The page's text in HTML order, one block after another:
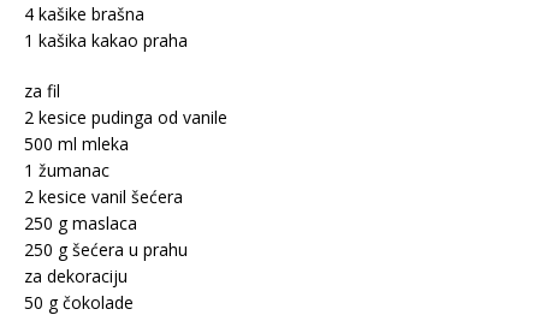
4 kašike brašna
1 kašika kakao praha
za fil
2 kesice pudinga od vanile
500 ml mleka
1 žumanac
2 kesice vanil šećera
250 g maslaca
250 g šećera u prahu
za dekoraciju
50 g čokolade